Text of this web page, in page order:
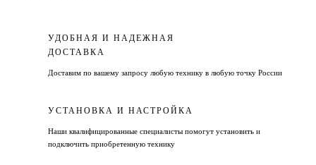
УДОБНАЯ И НАДЕЖНАЯ
ДОСТАВКА
Доставим по вашему запросу любую технику в любую точку России
УСТАНОВКА И НАСТРОЙКА
Наши квалифицированные специалисты помогут установить и
подключить приобретенную технику